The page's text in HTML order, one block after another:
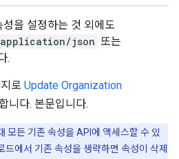
을 설정하는 것 외에도
application/json 또는
.
로 Update Organization
니다. 본문입니다.
모든 기존 속성을 API에 액세스할 수 있
에서 기존 속성을 생략하면 속성이 삭제